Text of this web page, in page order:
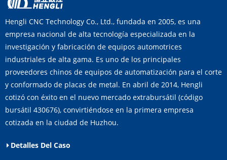
Hengli CNC Technology Co., Ltd., fundada en 2005, es una
empresa nacional de alta tecnología especializada en la
investigación y fabricación de equipos automotrices
industriales de alta gama. Es uno de los principales
proveedores chinos de equipos de automatización para el corte
y conformado de placas de metal. En abril de 2014, Hengli
cotizó con éxito en el nuevo mercado extrabursátil (código
bursátil 430676), convirtiéndose en la primera empresa
cotizada en la ciudad de Huzhou.
Detalles Del Caso